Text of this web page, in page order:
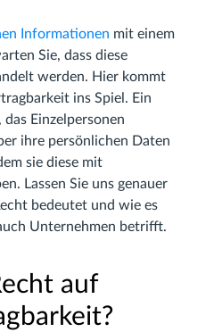
Informationen mit einem
Sie, dass diese
werden. Hier kommt
ins Spiel. Ein
Einzelpersonen
ihre persönlichen Daten
sie diese mit
Lassen Sie uns genauer
bedeutet und wie es
Unternehmen betrifft.
auf